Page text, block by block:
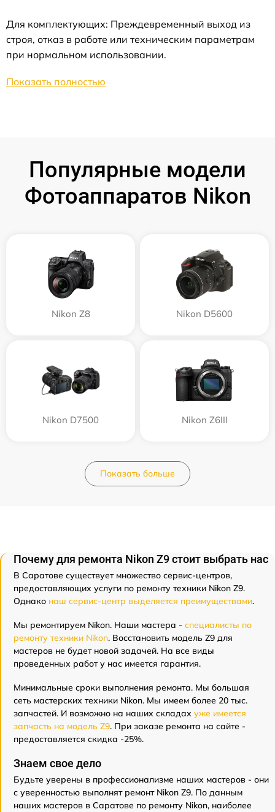
Для комплектующих: Преждевременный выход из
строя, отказ в работе или техническим параметрам
при нормальном использовании.
Показать полностью
Популярные модели
Фотоаппаратов Nikon
Nikon Z8 Nikon D5600
Nikon D7500 Nikon Z6III
Показать больше
Почему для ремонта Nikon Z9 стоит выбрать нас
В Саратове существует множество сервис-центров,
предоставляющих услуги по ремонту техники Nikon Z9.
Однако наш сервис-центр выделяется преимуществами.
Мы ремонтируем Nikon. Наши мастера - специалисты по
ремонту техники Nikon. Восстановить модель Z9 для
мастеров не будет новой задачей. На все виды
проведенных работ у нас имеется гарантия.
Минимальные сроки выполнения ремонта. Мы большая
сеть мастерских техники Nikon. Мы имеем более 20 тыс.
запчастей. И возможно на наших складах уже имеется
запчасть на модель Z9. При заказе ремонта на сайте -
предоставляется скидка -25%.
Знаем свое дело
Будьте уверены в профессионализме наших мастеров - они
с уверенностью выполнят ремонт Nikon Z9. По данным
наших мастеров в Саратове по ремонту Nikon, наиболее